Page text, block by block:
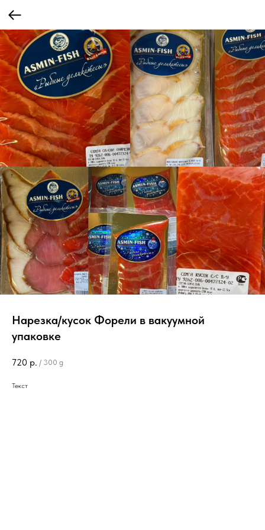
Нарезка/кусок Форели в вакуумной
упаковке
720 р. / 300 g
Текст